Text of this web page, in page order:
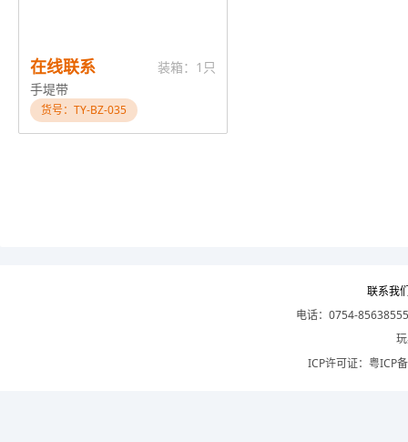
在线联系
装箱：1只
手堤带
货号：TY-BZ-035
联系我
电话：0754-
ICP许可证： 粤ICP